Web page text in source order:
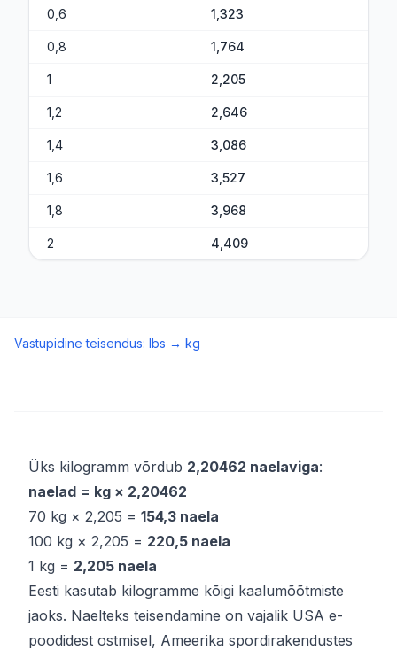
0,6 1,323
0,8 1,764
1 2,205
1,2 2,646
1,4 3,086
1,6 3,527
1,8 3,968
2 4,409
Vastupidine teisendus: lbs → kg
Üks kilogramm võrdub 2,20462 naelaviga:
naelad = kg × 2,20462
70 kg × 2,205 = 154,3 naela
100 kg × 2,205 = 220,5 naela
1 kg = 2,205 naela
Eesti kasutab kilogramme kõigi kaalumõõtmiste
jaoks. Naelteks teisendamine on vajalik USA e-
poodidest ostmisel, Ameerika spordirakendustes